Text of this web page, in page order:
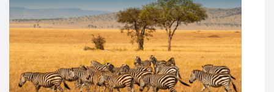
претходен договор со претставникот на
агенцијата, истиот сам ги сноси сите трошоци и
последици.
Патникот кој преку неадекватно однесување, ги
вознемирува останатите патници или смета на
шоферите и/или придружникот на групата во
својата работа, ќе биде одма исклучен од